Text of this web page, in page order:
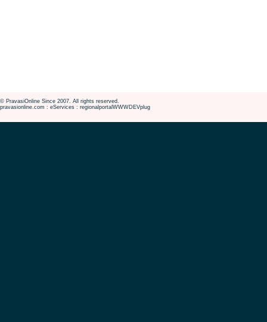
© PravasiOnline Since 2007. All rights reserved.
pravasionline.com : eServices : regionalportalWWWDEVplug